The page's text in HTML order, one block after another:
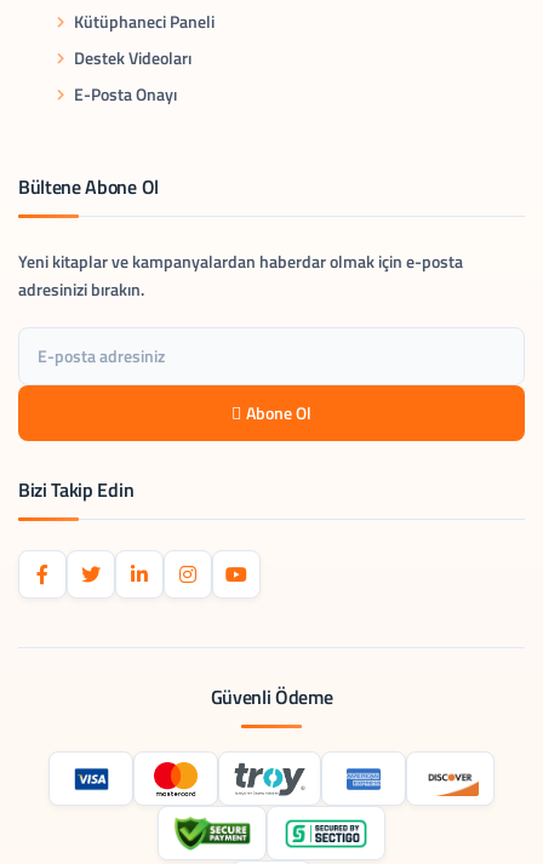
Kütüphaneci Paneli
Destek Videoları
E-Posta Onayı
Bültene Abone Ol
Yeni kitaplar ve kampanyalardan haberdar olmak için e-posta
adresinizi bırakın.
Abone Ol
Bizi Takip Edin
Güvenli Ödeme